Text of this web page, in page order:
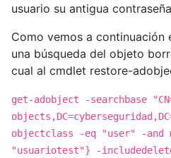
usuario su antigua
Como vemos a continuación
una búsqueda del objeto
cual al cmdlet restore-
get-adobject -searchbase
objectclass -eq "user" -and
"usuariotest"} -